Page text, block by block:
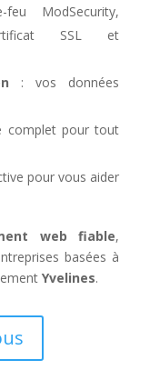
ModSecurity,
SSL et
: vos données
complet pour tout
pour vous aider
web fiable,
basées à
Yvelines.